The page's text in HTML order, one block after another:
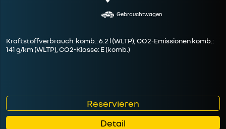
Gebrauchtwagen
Kraftstoffverbrauch: komb.: 6.2 l (WLTP), CO2-Emissionen komb.:
141 g/km (WLTP), CO2-Klasse: E (komb.)
Reservieren
Detail